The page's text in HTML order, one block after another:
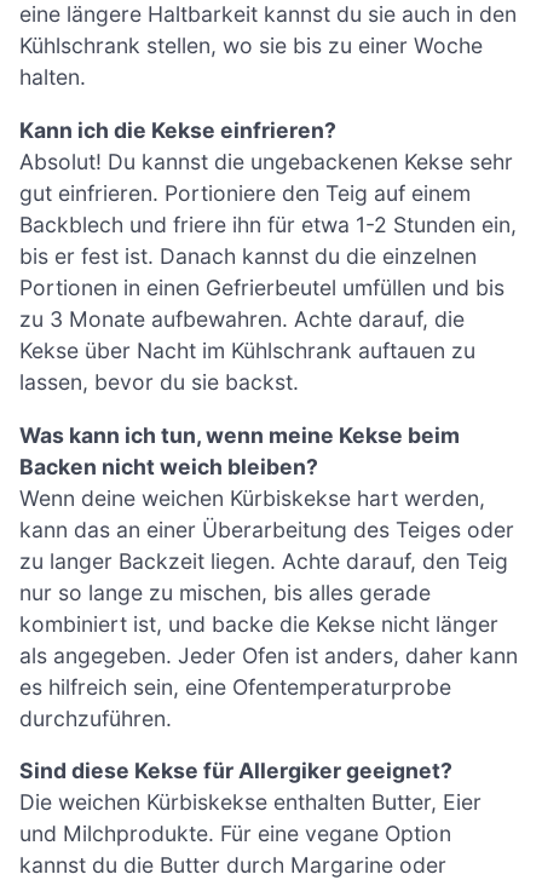
eine längere Haltbarkeit kannst du sie auch in den
Kühlschrank stellen, wo sie bis zu einer Woche
halten.
Kann ich die Kekse einfrieren?
Absolut! Du kannst die ungebackenen Kekse sehr
gut einfrieren. Portioniere den Teig auf einem
Backblech und friere ihn für etwa 1-2 Stunden ein,
bis er fest ist. Danach kannst du die einzelnen
Portionen in einen Gefrierbeutel umfüllen und bis
zu 3 Monate aufbewahren. Achte darauf, die
Kekse über Nacht im Kühlschrank auftauen zu
lassen, bevor du sie backst.
Was kann ich tun, wenn meine Kekse beim
Backen nicht weich bleiben?
Wenn deine weichen Kürbiskekse hart werden,
kann das an einer Überarbeitung des Teiges oder
zu langer Backzeit liegen. Achte darauf, den Teig
nur so lange zu mischen, bis alles gerade
kombiniert ist, und backe die Kekse nicht länger
als angegeben. Jeder Ofen ist anders, daher kann
es hilfreich sein, eine Ofentemperaturprobe
durchzuführen.
Sind diese Kekse für Allergiker geeignet?
Die weichen Kürbiskekse enthalten Butter, Eier
und Milchprodukte. Für eine vegane Option
kannst du die Butter durch Margarine oder